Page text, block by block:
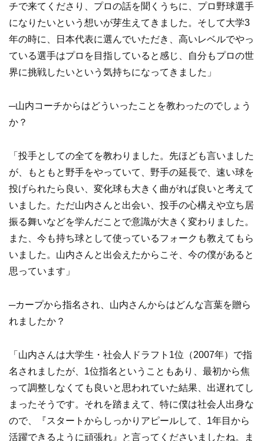
チで来てくださり、プロの話を聞くうちに、プロ野球選手
になりたいという想いが芽生えてきました。そして大学3
年の時に、日本代表に選んでいただき、高いレベルでやっ
ている選手はプロを目指していると感じ、自分もプロの世
界に挑戦したいという気持ちになってきました」
─山内コーチからはどういったことを教わったのでしょう
か？
「投手としての全てを教わりました。先ほども言いました
が、もともと野手をやっていて、野手の延長で、速い球を
投げられたら良い、変化球も大きく曲がれば良いと考えて
いました。ただ山内さんと出会い、投手の心構えや立ち居
振る舞いなどを学んだことで意識が大きく変わりました。
また、今も持ち球として使っているフォークも教えてもら
いました。山内さんと出会えたからこそ、今の僕があると
思っています」
─カープから指名され、山内さんからはどんな言葉を贈ら
れましたか？
「山内さんは大学生・社会人ドラフト1位（2007年）で指
名されましたが、1位指名ということもあり、最初から焦
って調整しなくても良いと思われていた結果、出遅れてし
まったそうです。それを踏まえて、特に僕は社会人出身な
ので、『スタートからしっかりアピールして、1年目から
活躍できるように頑張れ』と言ってくださいましたね。ま